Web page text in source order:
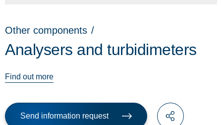
Other components /
Analysers and turbidimeters
Find out more
Send information request